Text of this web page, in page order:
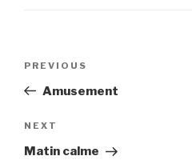
Previous
Post
PREVIOUS
Amusement
Next
Post
NEXT
Matin calme